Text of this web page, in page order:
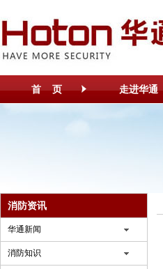
首 页 走进华通
消防资讯
华通新闻
消防知识